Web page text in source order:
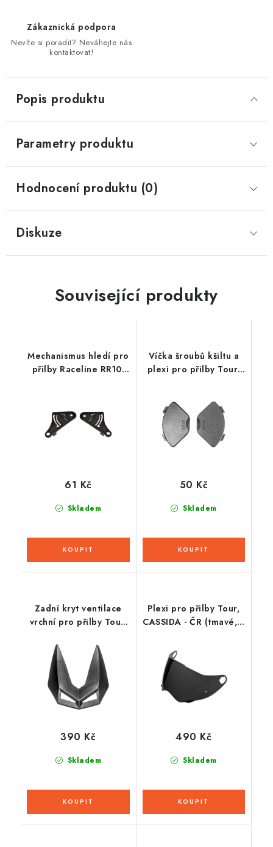
Zákaznická podpora
Nevíte si poradit? Neváhejte nás
kontaktovat!
Popis produktu
Parametry produktu
Hodnocení produktu (0)
Diskuze
Související produkty
Mechanismus hledí pro
přilby Raceline RR10,
Skladem
61 Kč
Víčka šroubů kšiltu a
plexi pro přilby Tour,
Skladem
50 Kč
Zadní kryt ventilace
vrchní pro přilby Tour,
Skladem
390 Kč
Plexi pro přilby Tour,
CASSIDA - ČR (tmavé, s
Skladem
490 Kč